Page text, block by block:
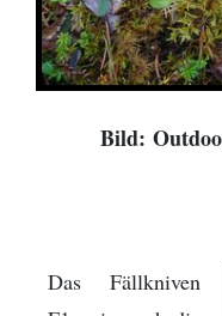
Bild:
Das Fällkniven